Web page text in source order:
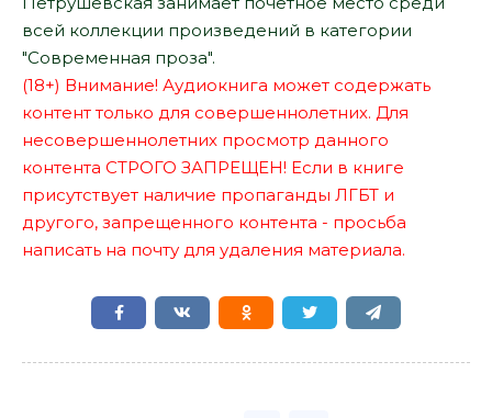
всей коллекции произведений в категории
"Современная проза".
(18+) Внимание! Аудиокнига может содержать
контент только для совершеннолетних. Для
несовершеннолетних просмотр данного
контента СТРОГО ЗАПРЕЩЕН! Если в книге
присутствует наличие пропаганды ЛГБТ и
другого, запрещенного контента - просьба
написать на почту для удаления материала.